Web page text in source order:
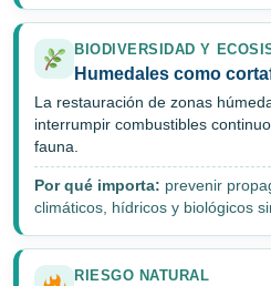
BIODIVERSIDAD Y
Humedales como
La restauración de zonas
interrumpir combustibles
fauna.
Por qué importa: prevenir
climáticos, hídricos y biológicos
RIESGO NATURAL